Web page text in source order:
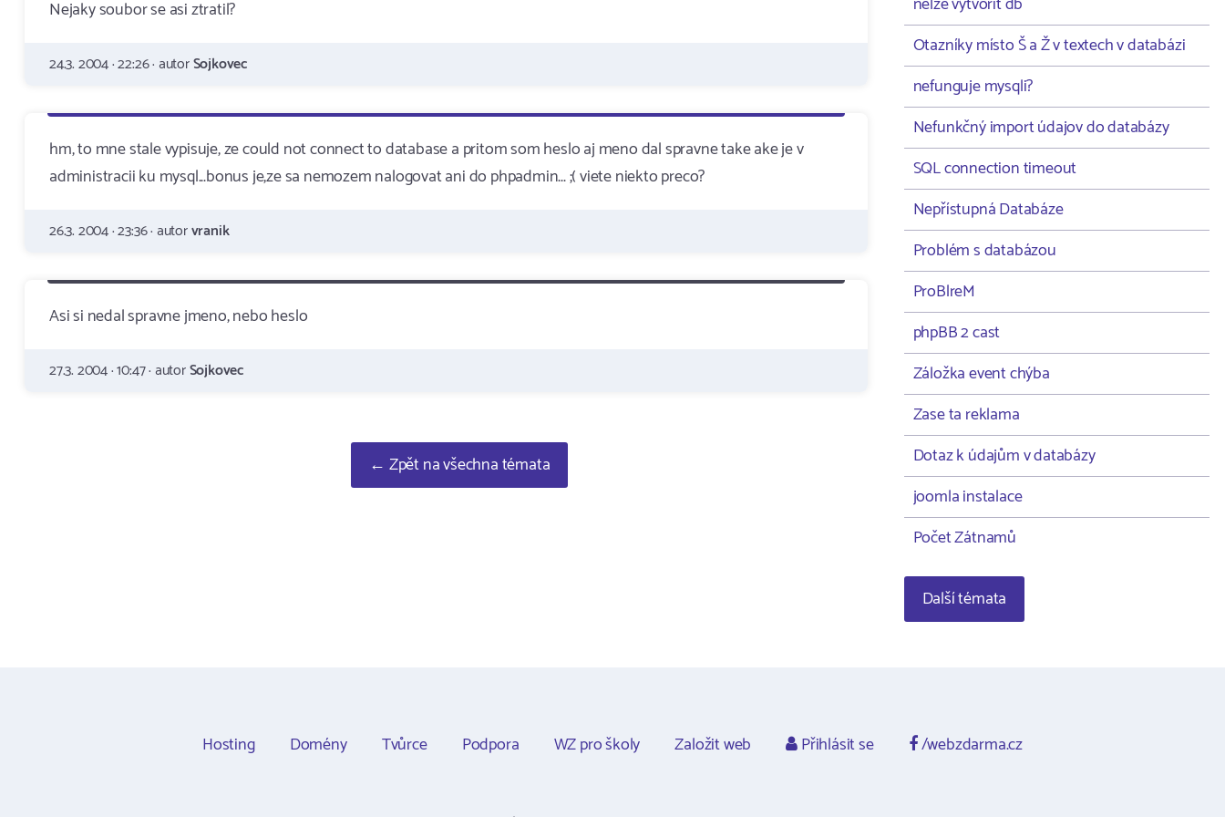
Nejaky soubor se asi ztratil?
24.3. 2004 · 22:26 · autorSojkovec
hm, to mne stale vypisuje, ze could not connect to database a pritom som heslo aj meno dal spravne take ake je v
administracii ku mysql...bonus je,ze sa nemozem nalogovat ani do phpadmin... ;( viete niekto preco?
26.3. 2004 · 23:36 · autorvranik
Asi si nedal spravne jmeno, nebo heslo
27.3. 2004 · 10:47 · autorSojkovec
← Zpět na všechna témata
Otazníky místo Š a Ž v textech v databázi
nefunguje mysqli?
Nefunkčný import údajov do databázy
SQL connection timeout
Nepřístupná Databáze
Problém s databázou
ProBlreM
phpBB 2 cast
Záložka event chýba
Zase ta reklama
Dotaz k údajům v databázy
joomla instalace
Počet Zátnamů
Další témata
Hosting Domény Tvůrce Podpora WZ pro školy Založit web Přihlásit se /webzdarma.cz